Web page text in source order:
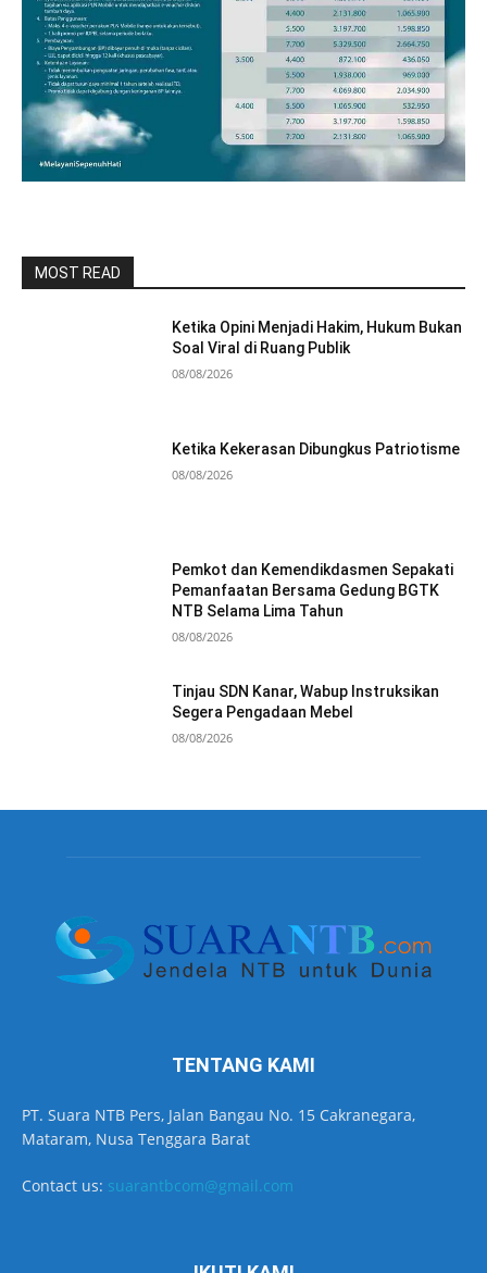
MOST READ
Ketika Opini Menjadi Hakim, Hukum Bukan
Soal Viral di Ruang Publik
08/08/2026
Ketika Kekerasan Dibungkus Patriotisme
08/08/2026
Pemkot dan Kemendikdasmen Sepakati
Pemanfaatan Bersama Gedung BGTK
NTB Selama Lima Tahun
08/08/2026
Tinjau SDN Kanar, Wabup Instruksikan
Segera Pengadaan Mebel
08/08/2026
TENTANG KAMI
PT. Suara NTB Pers, Jalan Bangau No. 15 Cakranegara,
Mataram, Nusa Tenggara Barat
Contact us: suarantbcom@gmail.com